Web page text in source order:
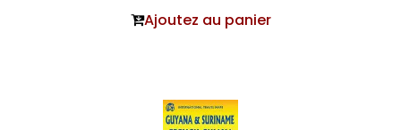
Ajoutez au panier